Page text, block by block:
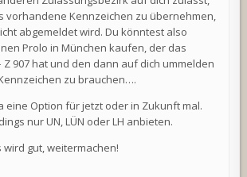
vorhandene Kennzeichen zu übernehmen,
abgemeldet wird. Du könntest also
Prolo in München kaufen, der das
Z 907 hat und den dann auf dich ummelden
zu brauchen….
eine Option für jetzt oder in Zukunft mal.
nur UN, LÜN oder LH anbieten.
wird gut, weitermachen!